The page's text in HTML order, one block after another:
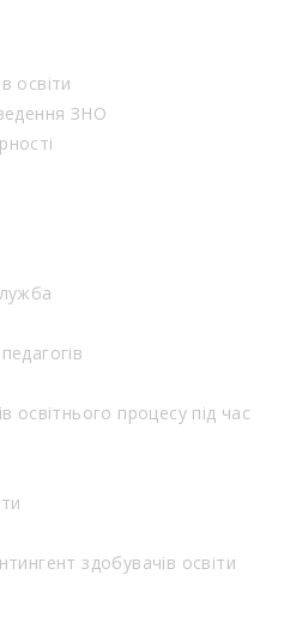
освіти
ЗНО
освітнього процесу під час
здобувачів освіти